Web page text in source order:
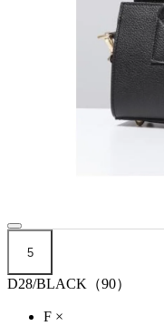
5
D28/BLACK（90）
F ×